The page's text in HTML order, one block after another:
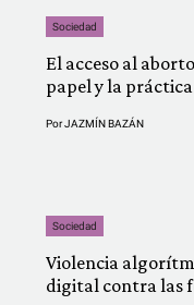
Sociedad
El acceso al
papel y la práctica
PorJAZMÍN BAZÁN
Sociedad
Violencia
digital contra las